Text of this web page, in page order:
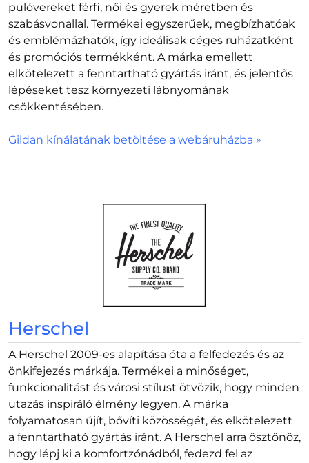
pulóvereket férfi, női és gyerek méretben és
szabásvonallal. Termékei egyszerűek, megbízhatóak
és emblémázhatók, így ideálisak céges ruházatként
és promóciós termékként. A márka emellett
elkötelezett a fenntartható gyártás iránt, és jelentős
lépéseket tesz környezeti lábnyomának
csökkentésében.
Gildan kínálatának betöltése a webáruházba »
Herschel
A Herschel 2009-es alapítása óta a felfedezés és az
önkifejezés márkája. Termékei a minőséget,
funkcionalitást és városi stílust ötvözik, hogy minden
utazás inspiráló élmény legyen. A márka
folyamatosan újít, bővíti közösségét, és elkötelezett
a fenntartható gyártás iránt. A Herschel arra ösztönöz,
hogy lépj ki a komfortzónádból, fedezd fel az